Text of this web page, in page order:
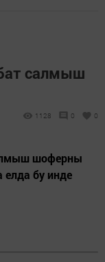
салмыш
1128 0 0
шоферны
бу инде